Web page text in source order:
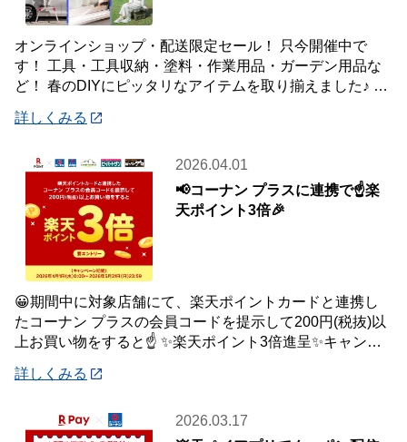
オンラインショップ・配送限定セール！ 只今開催中で
す！ 工具・工具収納・塗料・作業用品・ガーデン用品な
ど！ 春のDIYにピッタリなアイテムを取り揃えました♪ 商
詳しくみる
2026.04.01
📢コーナン プラスに連携で☝️楽
天ポイント3倍🎉
😀期間中に対象店舗にて、楽天ポイントカードと連携し
たコーナン プラスの会員コードを提示して200円(税抜)以
上お買い物をすると☝️ ✨楽天ポイント3倍進呈✨キャンペ
詳しくみる
2026.03.17